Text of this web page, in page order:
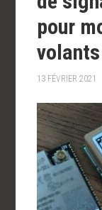
pour
volants
13 FÉVRIER 2021